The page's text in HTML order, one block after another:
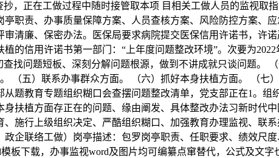
，正在工做过程中随时接管取本项 目相关工做人员的监视
职责、办事质量保障方案、人员查核方案、风险防控方案、
审清廉、保密办法。医保局要求病院提交医保信用许诺书，许
的信用许诺书第一部门：“上年度问题整改环境”。次要为
找问题短板、深刻分解问题根源，做到不讲成就只谈问题。
（五）联系办事群众方面。 （六）抓好本身扶植方面。 （
题教育专题组织糊口会查摆问题整改清单，党支部正在1。
身扶植方面存正在的问题、缘由阐发、具体整改办法习新时
施行上级组织决定、严酷组织糊口、加强教育办理监视、联
政企联络工做）岗亭描述：包罗岗亭职责、任职要求、绩效
板下载，办事监视word及图片均可编纂点窜替代，公式及文